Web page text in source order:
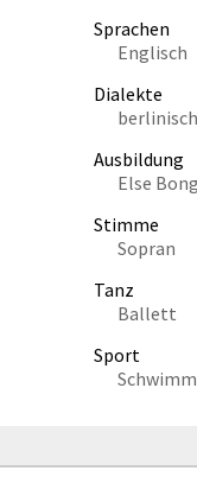
Sprachen
Englisch
Dialekte
berlinisch
Ausbildung
Else
Stimme
Sopran
Tanz
Ballett
Sport